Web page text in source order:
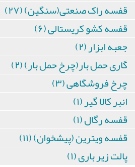
قفسه راک صنعتی(سنگین) (۲۷)
قفسه کشو کریستالی (۶)
جعبه ابزار (۲)
گاری حمل بار(چرخ حمل بار) (۲)
چرخ فروشگاهی (۳)
انبر کالا گیر (۱)
قفسه رگال (۱)
قفسه ویترین (پیشخوان) (۱۱)
پالت زیر باری (۱)